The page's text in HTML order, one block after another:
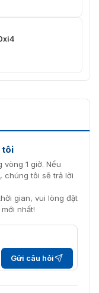
tôi
vòng 1 giờ. Nếu
chúng tôi sẽ trả lời
gian, vui lòng đặt
nhất!
Gửi câu hỏi